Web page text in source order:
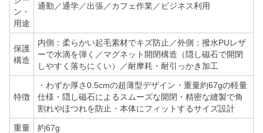
ン・
用途
通勤／通学／出張／カフェ作業／ビジネス利用
保護
構造
内側：柔らかい起毛素材でキズ防止／外側：撥水PUレザ
ーで水滴を弾く／マグネット開閉構造（隠し磁石で開閉
しやすく落ちにくい）／耐摩耗・耐引っかき加工
特徴
・わずか厚さ0.5cmの超薄型デザイン・重量約67gの軽量
仕様・隠し磁石によるスムーズな開閉・精密な縫製で角
割れやほつれを防止・本体にフィットするサイズ設計
重量 約67g